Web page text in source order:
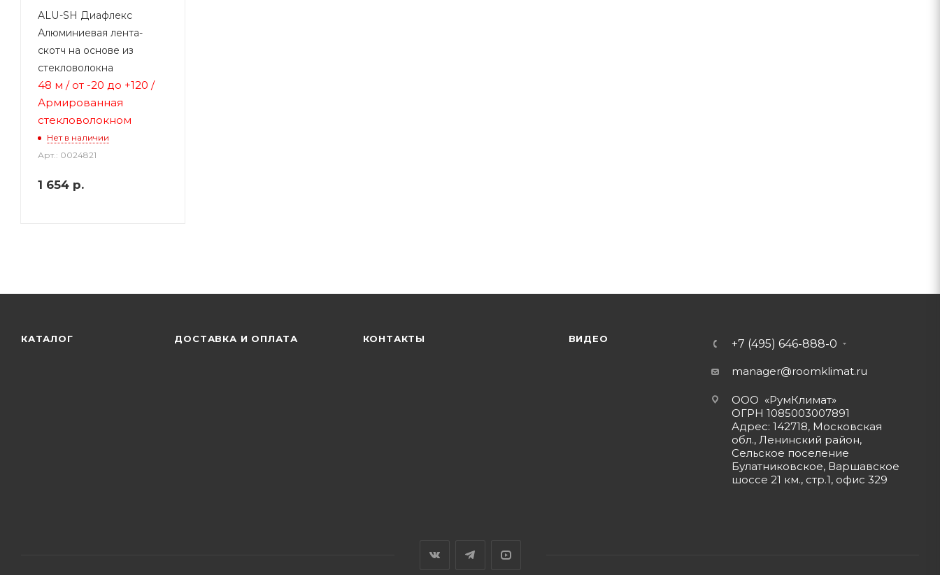
ALU-SH Диафлекс
Алюминиевая лента-
скотч на основе из
стекловолокна
48 м / от -20 до +120 /
Армированная
стекловолокном
Нет в наличии
Арт.: 0024821
1 654 р.
КАТАЛОГ ДОСТАВКА И ОПЛАТА КОНТАКТЫ ВИДЕО +7 (495) 646-888-0
manager@roomklimat.ru
ООО «РумКлимат»
ОГРН 1085003007891
Адрес: 142718, Московская
обл., Ленинский район,
Сельское поселение
Булатниковское, Варшавское
шоссе 21 км., стр.1, офис 329